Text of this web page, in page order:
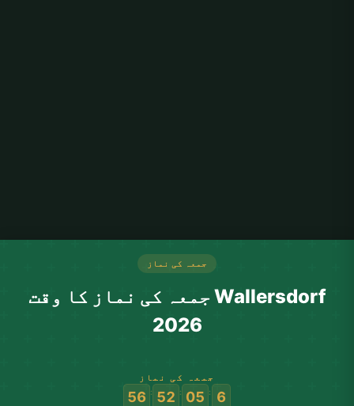
جمعہ کی نماز
Wallersdorf جمعہ کی نماز کا وقت
2026
جمعہ کی نماز
6
:
05
:
52
:
56